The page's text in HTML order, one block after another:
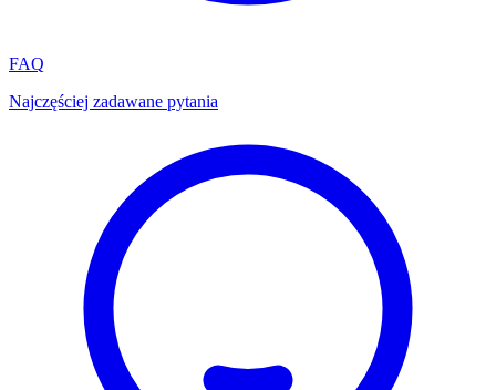
FAQ
Najczęściej zadawane pytania